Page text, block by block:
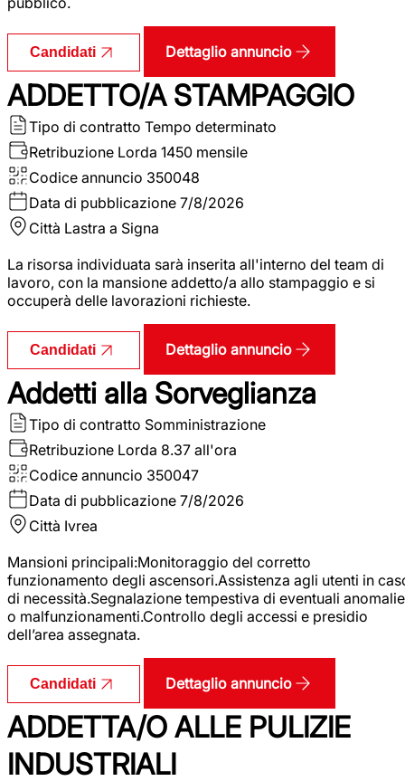
Candidati Dettaglio annuncio
ADDETTO/A STAMPAGGIO
Tipo di contratto Tempo determinato
Retribuzione Lorda 1450 mensile
Codice annuncio 350048
Data di pubblicazione 7/8/2026
Città Lastra a Signa
La risorsa individuata sarà inserita all'interno del team di
lavoro, con la mansione addetto/a allo stampaggio e si
occuperà delle lavorazioni richieste.
Candidati Dettaglio annuncio
Addetti alla Sorveglianza
Tipo di contratto Somministrazione
Retribuzione Lorda 8.37 all'ora
Codice annuncio 350047
Data di pubblicazione 7/8/2026
Città Ivrea
Mansioni principali:Monitoraggio del corretto
funzionamento degli ascensori.Assistenza agli utenti in
di necessità.Segnalazione tempestiva di eventuali anomalie
o malfunzionamenti.Controllo degli accessi e presidio
dell’area assegnata.
Candidati Dettaglio annuncio
ADDETTA/O ALLE PULIZIE
INDUSTRIALI